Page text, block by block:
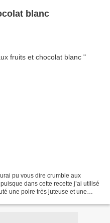
blanc
pu vous dire crumble aux
dans cette recette j’ai utilisé
une poire très juteuse et une